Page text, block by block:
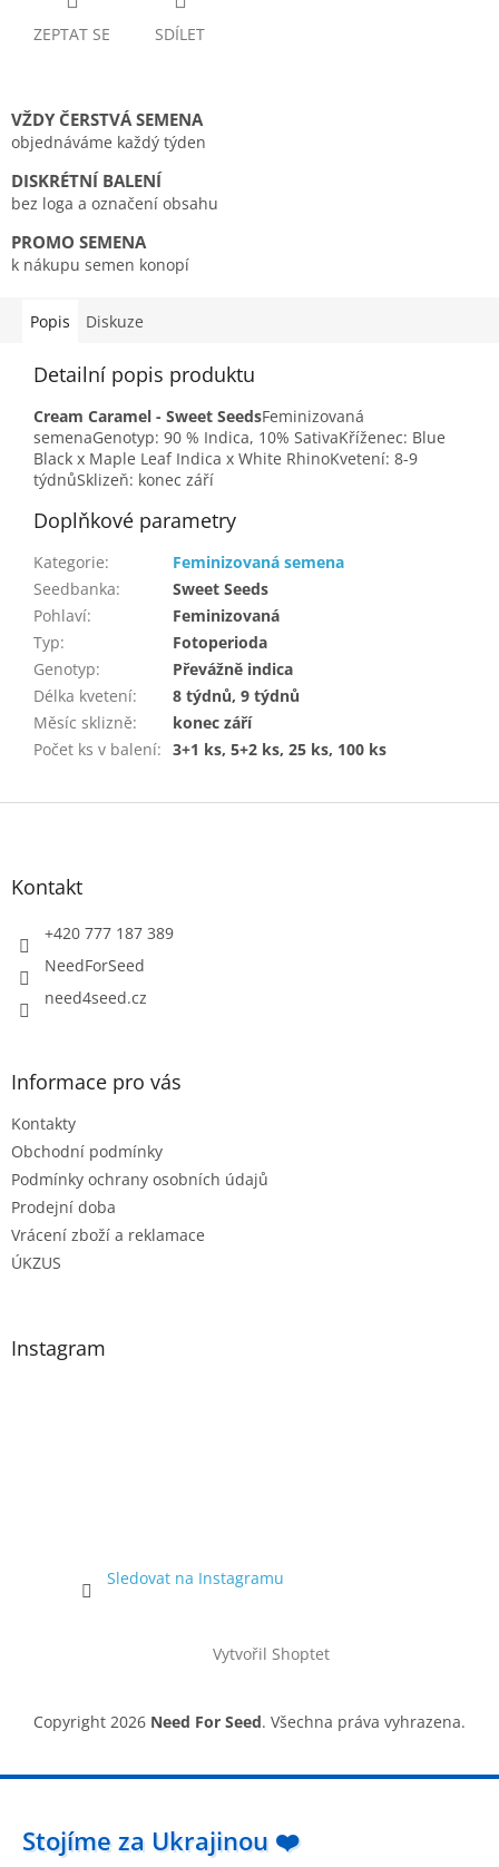
ZEPTAT SE SDÍLET
VŽDY ČERSTVÁ SEMENA
objednáváme každý týden
DISKRÉTNÍ BALENÍ
bez loga a označení obsahu
PROMO SEMENA
k nákupu semen konopí
Popis Diskuze
Detailní popis produktu
Cream Caramel - Sweet SeedsFeminizovaná
semenaGenotyp: 90 % Indica, 10% SativaKříženec: Blue
Black x Maple Leaf Indica x White RhinoKvetení: 8-9
týdnůSklizeň: konec září
Doplňkové parametry
Kategorie:
Feminizovaná semena
Seedbanka:
Sweet Seeds
Pohlaví:
Feminizovaná
Typ:
Fotoperioda
Genotyp:
Převážně indica
Délka kvetení:
8 týdnů, 9 týdnů
Měsíc sklizně:
konec září
Počet ks v balení: 3+1 ks, 5+2 ks, 25 ks, 100 ks
Z
Kontakt
+420 777 187 389
NeedForSeed
need4seed.cz
Informace pro vás
Kontakty
Obchodní podmínky
Podmínky ochrany osobních údajů
Prodejní doba
Vrácení zboží a reklamace
ÚKZUS
Instagram
Sledovat na Instagramu
Vytvořil Shoptet
Copyright 2026 Need For Seed. Všechna práva vyhrazena.
Stojíme za Ukrajinou ❤️